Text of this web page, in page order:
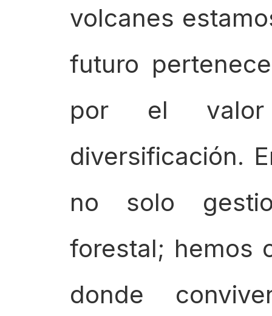
volcanes
futuro
por el
diversificación.
no solo
forestal; hemos
donde